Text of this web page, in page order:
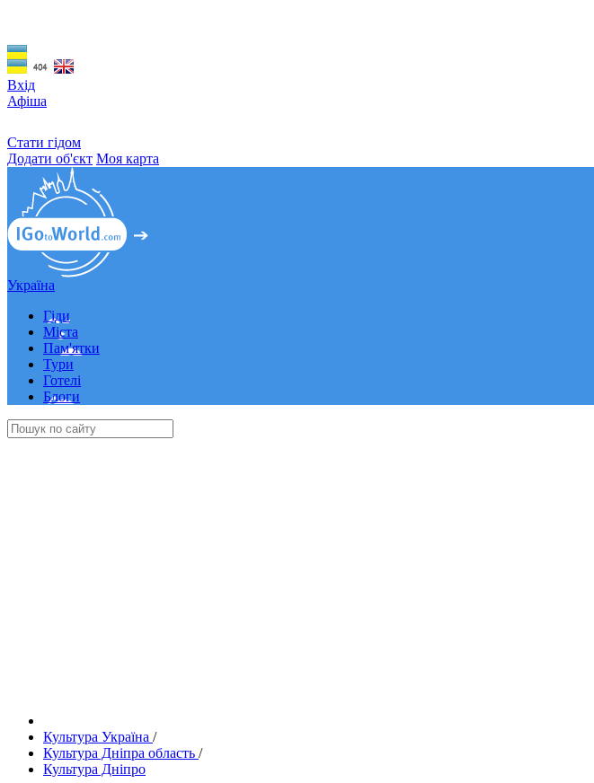
Вхід
Афіша
Стати гідом
Додати об'єкт Моя карта
Україна
Гіди
Міста
Пам'ятки
Тури
Готелі
Блоги
Культура Україна /
Культура Дніпра область /
Культура Дніпро